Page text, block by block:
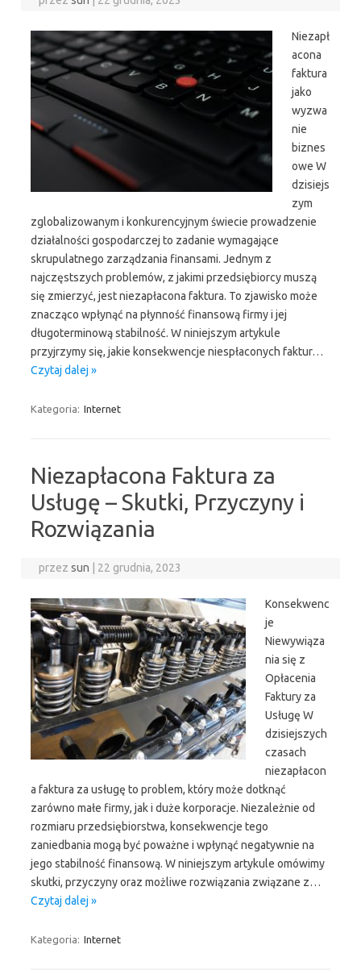
Niezapł
acona
faktura
jako
wyzwa
nie
biznes
owe W
dzisiejs
zym
zglobalizowanym i konkurencyjnym świecie prowadzenie
działalności gospodarczej to zadanie wymagające
skrupulatnego zarządzania finansami. Jednym z
najczęstszych problemów, z jakimi przedsiębiorcy muszą
się zmierzyć, jest niezapłacona faktura. To zjawisko może
znacząco wpłynąć na płynność finansową firmy i jej
długoterminową stabilność. W niniejszym artykule
przyjrzymy się, jakie konsekwencje niespłaconych faktur…
Czytaj dalej »
Kategoria: Internet
Niezapłacona Faktura za
Usługę – Skutki, Przyczyny i
Rozwiązania
przezsun 22 grudnia, 2023
Konsekwenc
je
Niewywiąza
nia się z
Opłacenia
Faktury za
Usługę W
dzisiejszych
czasach
niezapłacon
a faktura za usługę to problem, który może dotknąć
zarówno małe firmy, jak i duże korporacje. Niezależnie od
rozmiaru przedsiębiorstwa, konsekwencje tego
zaniedbania mogą być poważne i wpłynąć negatywnie na
jego stabilność finansową. W niniejszym artykule omówimy
skutki, przyczyny oraz możliwe rozwiązania związane z…
Czytaj dalej »
Kategoria: Internet